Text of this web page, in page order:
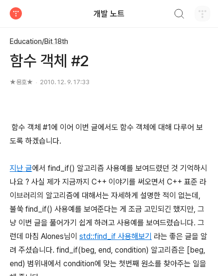
개발 노트
Education/Bit 18th
함수 객체 #2
★용호★ 2010. 12. 9. 17:33
함수 객체 #1에 이어 이번 글에서도 함수 객체에 대해 다루어 보
도록 하겠습니다.
지난 글에서 find_if() 알고리즘 사용예를 보여드렸던 것 기억하시
나요 ? 사실 제가 지금까지 C++ 이야기를 써오면서 C++ 표준 라
이브러리의 알고리즘에 대해서는 자세하게 설명한 적이 없는데,
불쑥 find_if() 사용예를 보여준다는 게 조금 고민되긴 했지만, 그
냥 이번 글을 풀어가기 쉽게 하려고 사용예를 보여드렸습니다. 그
런데 마침 Alones님이 std::find_if 사용해보기 라는 좋은 글을 알
려 주셨습니다. find_if(beg, end, condition) 알고리즘은 [beg,
end) 범위내에서 condition에 맞는 첫번째 원소를 찾아주는 일을